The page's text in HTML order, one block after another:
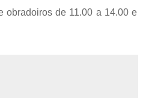
obradoiros de 11.00 a 14.00 e